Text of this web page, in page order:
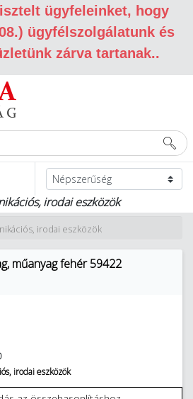
ügyfeleinket, hogy
ügyfélszolgálatunk és
zárva tartanak..
irodai eszközök
irodai eszközök
műanyag fehér 59422
irodai eszközök